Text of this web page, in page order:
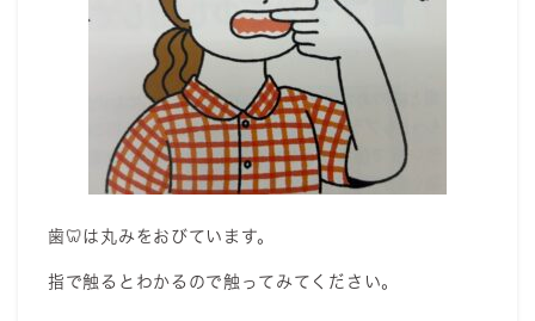
歯🦷は丸みをおびています。
指で触るとわかるので触ってみてください。